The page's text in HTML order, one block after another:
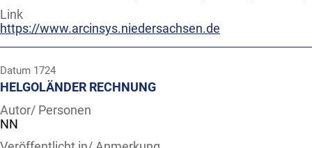
Link
https://www.arcinsys.niedersachsen.de
Datum 1724
HELGOLÄNDER RECHNUNG
Autor/ Personen
NN